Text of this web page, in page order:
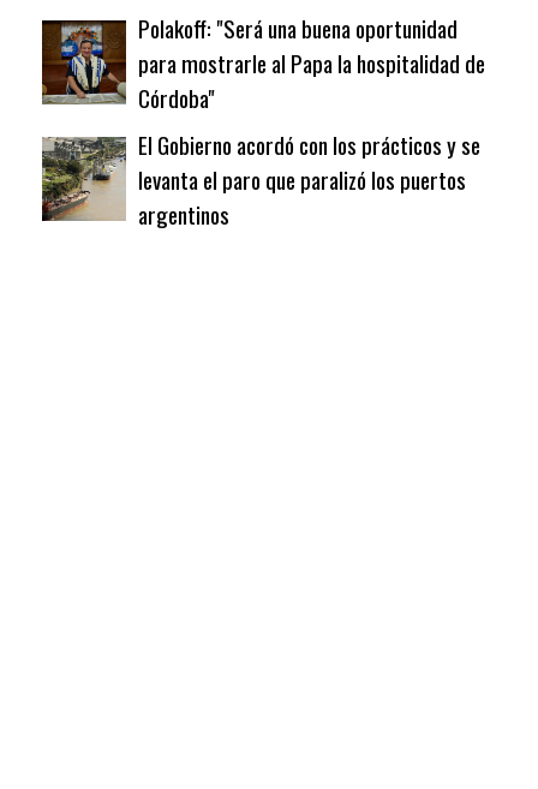
Polakoff: "Será una buena oportunidad
para mostrarle al Papa la hospitalidad de
Córdoba"
El Gobierno acordó con los prácticos y se
levanta el paro que paralizó los puertos
argentinos